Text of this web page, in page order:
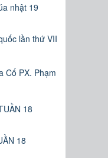
nhật 19
lần thứ VII
Cố PX. Phạm
18
18